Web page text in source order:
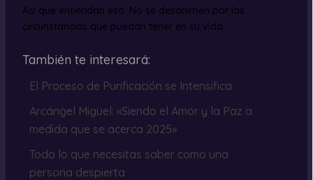
Así que entiendan eso. No se desanimen por las
circunstancias que puedan tener en su vida.
También te interesará:
El Proceso de Purificación se Intensifica
Arcángel Miguel: «Siendo el Amor y la Paz a
medida que se acerca 2025»
Todo lo que necesitas saber como una
persona despierta